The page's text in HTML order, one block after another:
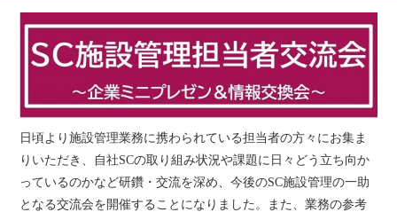
日頃より施設管理業務に携わられている担当者の方々にお集ま
りいただき、自社SCの取り組み状況や課題に日々どう立ち向か
っているのかなど研鑽・交流を深め、今後のSC施設管理の一助
となる交流会を開催することになりました。また、業務の参考